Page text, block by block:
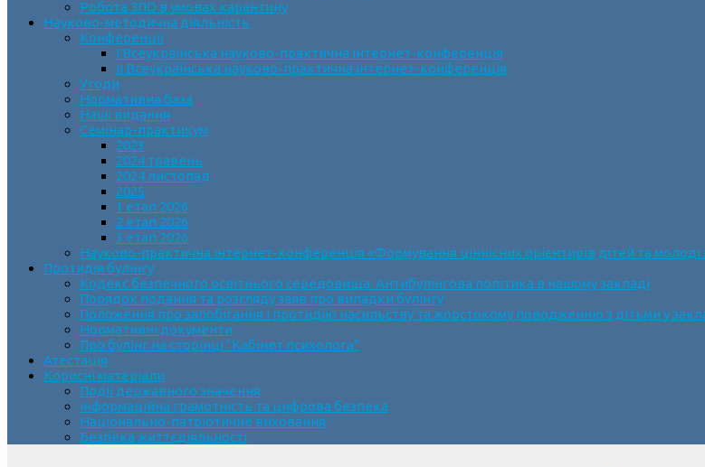
Робота ЗПО в умовах карантину
Науково-методична діяльність
Конференції
І Всеукраїнська науково-практична інтернет-конференція
ІІ Всеукраїнська науково-практична інтернет-конференція
Угоди
Нормативна база
Наші видання
Семінар-практикум
2023
2024 травень
2024 листопад
2025
1 етап 2026
2 етап 2026
3 етап 2026
Науково-практична інтернет-конференція «Формування ціннісних орієнтирів дітей та молоді
Протидія булінгу
Кодекс безпечного освітнього середовища. Антибулінгова політика в нашому закладі
Порядок подання та розгляду заяв про випадки булінгу
Положення про запобігання і протидію насильству та жорстокому поводженню з дітьми у
Нормативні документи
Про булінг на сторінці “Кабінет психолога”
Атестація
Корисні матеріали
Події державного значення
Інформаційна грамотність та цифрова безпека
Національно-патріотичне виховання
Безпека життєдіяльності